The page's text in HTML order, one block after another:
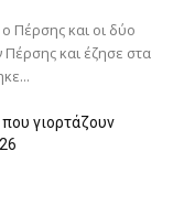
Πέρσης και οι δύο
και έζησε στα
γιορτάζουν